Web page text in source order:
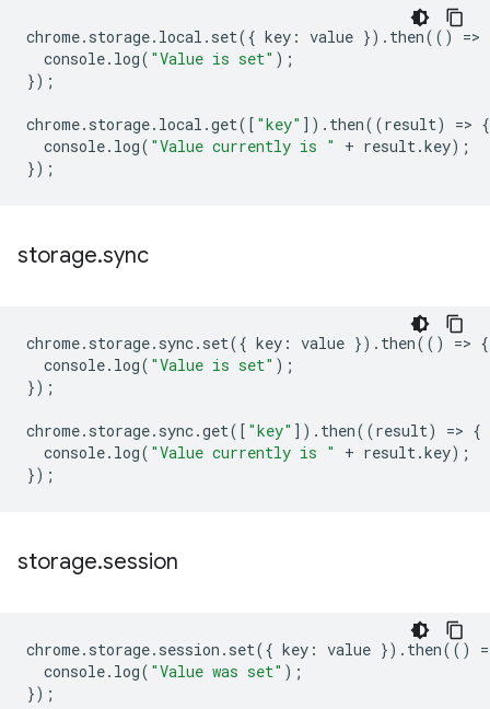
chrome. storage. local . set({ key : value }). then(() =>
console. log( "Value is set" );
});
chrome. storage. local .get([ "key" ]). then((result) => {
console. log( "Value currently is " + result.key);
});
storage.sync
chrome. storage. sync. set({ key : value }). then(() => {
console. log( "Value is set" );
});
chrome. storage. sync.get([ "key" ]). then((result) => {
console. log( "Value currently is " + result.key);
});
storage.session
chrome. storage. session . set({ key : value }). then(() =
console. log( "Value was set" );
});